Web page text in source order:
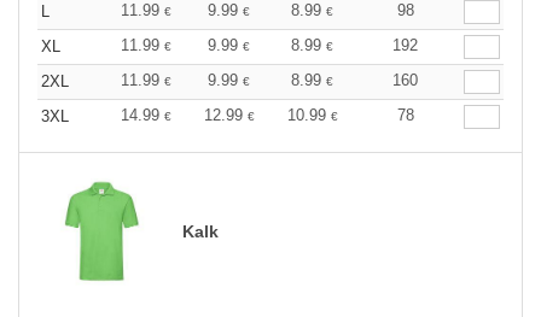
L
11.99 € 9.99 € 8.99 €
98
XL
11.99 € 9.99 € 8.99 €
192
2XL
11.99 € 9.99 € 8.99 €
160
3XL
14.99 € 12.99 € 10.99 € 78
Kalk